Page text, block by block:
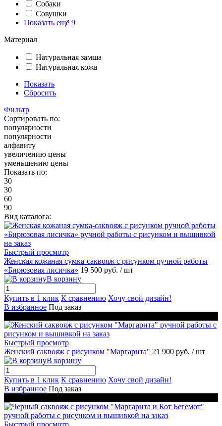
Собаки
Совушки
Показать ещё 9
Материал
Натуральная замша
Натуральная кожа
Показать
Сбросить
Фильтр
Сортировать по:
популярности
популярности
алфавиту
увеличению цены
уменьшению цены
Показать по:
30
30
60
90
Вид каталога:
Быстрый просмотр
Женская кожаная сумка-саквояж с рисунком ручной работы
«Бирюзовая лисичка» 19 500 руб. / шт
В корзину
Купить в 1 клик К сравнению Хочу свой дизайн!
В избранное Под заказ
Быстрый просмотр
Женский саквояж с рисунком "Маргарита" 21 900 руб. / шт
В корзину
Купить в 1 клик К сравнению Хочу свой дизайн!
В избранное Под заказ
Быстрый просмотр